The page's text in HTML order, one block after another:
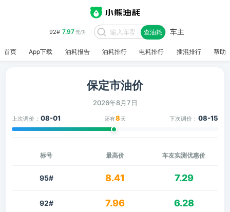
92# 7.97元/升 查油耗 车主
首页 App下载 油耗报告 油耗排行 电耗排行 插混排行 帮助
保定市油价
2026年8月7日
上次调价： 08-01 还有8 天 下次调价： 08-15
标号 最高价 车友实测优惠价
95# 8.41 7.29
92# 7.96 6.28